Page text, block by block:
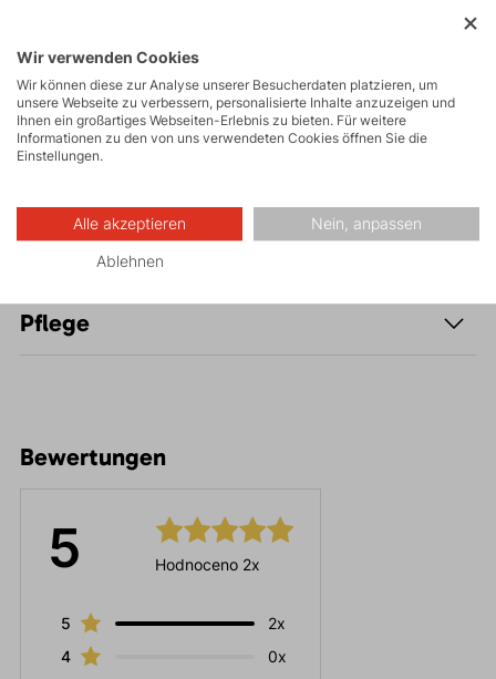
Parameter
Pflege
Bewertungen
5 Hodnoceno 2x
5
2x
4
0x
Wir verwenden Cookies
Wir können diese zur Analyse unserer Besucherdaten platzieren, um
unsere Webseite zu verbessern, personalisierte Inhalte anzuzeigen und
Ihnen ein großartiges Webseiten-Erlebnis zu bieten. Für weitere
Informationen zu den von uns verwendeten Cookies öffnen Sie die
Einstellungen.
Alle akzeptieren Nein, anpassen
Ablehnen